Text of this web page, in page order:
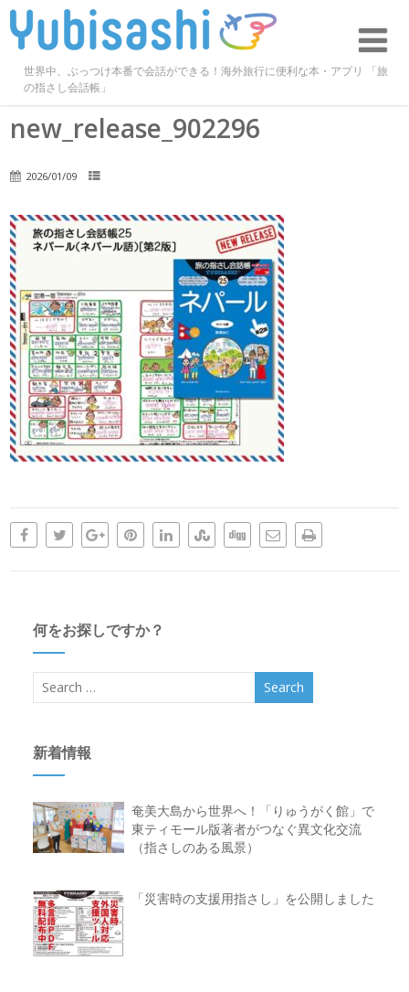
世界中、ぶっつけ本番で会話ができる！海外旅行に便利な本・アプリ 「旅
の指さし会話帳」
new_release_902296
2026/01/09
何をお探しですか？
新着情報
奄美大島から世界へ！「りゅうがく館」で
東ティモール版著者がつなぐ異文化交流
（指さしのある風景）
「災害時の支援用指さし」を公開しました